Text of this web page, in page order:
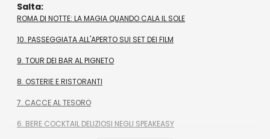
Salta:
ROMA DI NOTTE: LA MAGIA QUANDO CALA IL SOLE
10. PASSEGGIATA ALL'APERTO SUI SET DEI FILM
9. TOUR DEI BAR AL PIGNETO
8. OSTERIE E RISTORANTI
7. CACCE AL TESORO
6. BERE COCKTAIL DELIZIOSI NEGLI SPEAKEASY